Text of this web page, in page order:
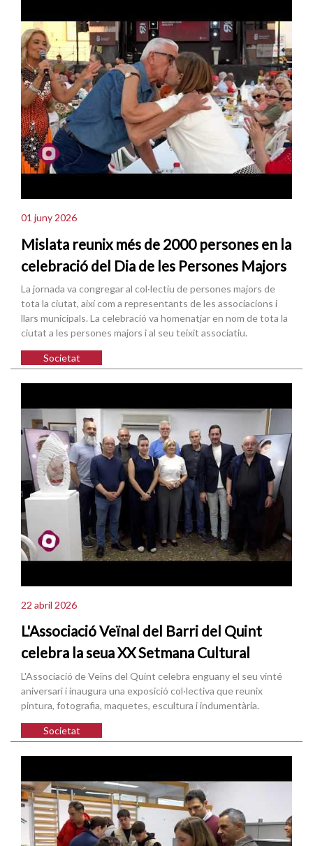
01 juny 2026
Mislata reunix més de 2000 persones en la
celebració del Dia de les Persones Majors
La jornada va congregar al col·lectiu de persones majors de
tota la ciutat, així com a representants de les associacions i
llars municipals. La celebració va homenatjar en nom de tota la
ciutat a les persones majors i al seu teixit associatiu.
Societat
22 abril 2026
L'Associació Veïnal del Barri del Quint
celebra la seua XX Setmana Cultural
L'Associació de Veïns del Quint celebra enguany el seu vinté
aniversari i inaugura una exposició col·lectiva que reunix
pintura, fotografia, maquetes, escultura i indumentària.
Societat